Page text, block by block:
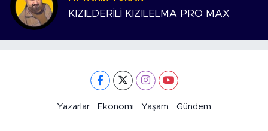
KIZILDERİLİ KIZILELMA PRO MAX
Yazarlar Ekonomi Yaşam Gündem